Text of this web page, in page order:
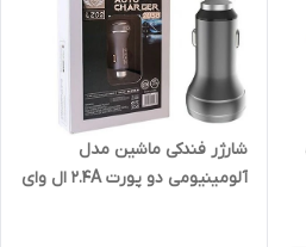
شارژر فندکی ماشین مدل
آلومینیومی دو پورت 2.4A ال وای